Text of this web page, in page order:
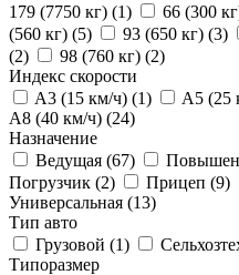
179 (7750 кг) (1) 66 (300
(560 кг) (5) 93 (650 кг) (3)
(2)
98 (760 кг) (2)
Индекс скорости
A3 (15 км/ч) (1) A5 (25
A8 (40 км/ч) (24)
Назначение
Ведущая (67)
Погрузчик (2) Прицеп (9)
Универсальная (13)
Тип авто
Грузовой (1)
Типоразмер